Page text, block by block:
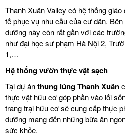
Thanh Xuân Valley có hệ thống
tế phục vụ nhu cầu của cư dân.
dưỡng này còn rất gần với các
như đại học sư phạm Hà Nội 2,
1,…
Hệ thống vườn thực vật sạch
Tại dự ánthung lũng Thanh Xuân
thực vật hữu cơ góp phần vào lối
trang trại hữu cơ sẽ cung cấp thực
dưỡng mang đến những bữa ăn
sức khỏe.